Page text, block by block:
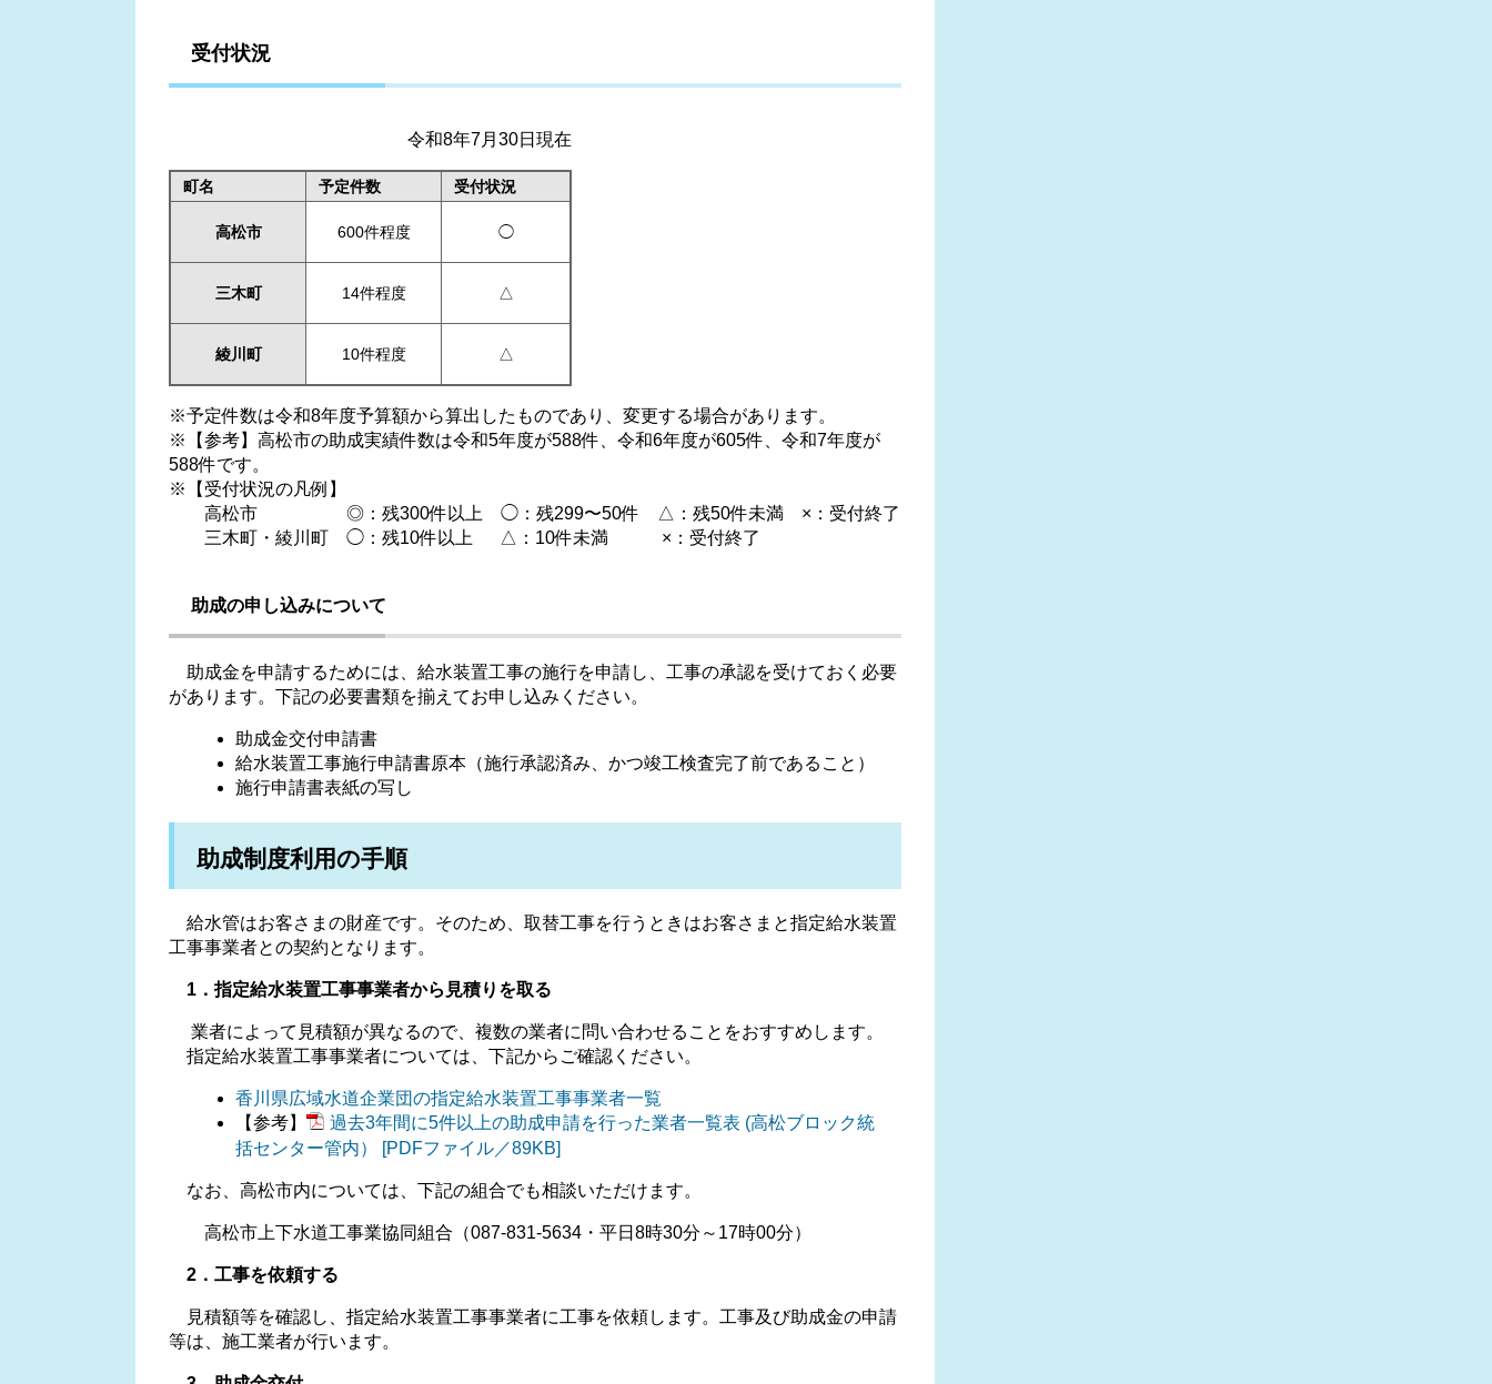
受付状況
令和8年7月30日現在
町名 予定件数 受付状況
高松市 600件程度 ◯
三木町 14件程度 △
綾川町 10件程度 △
※予定件数は令和8年度予算額から算出したものであり、変更する場合があります。
※【参考】高松市の助成実績件数は令和5年度が588件、令和6年度が605件、令和7年度が
588件です。
※【受付状況の凡例】
高松市 ◎：残300件以上 ◯：残299〜50件 △：残50件未満 ×：受付終了
三木町・綾川町 ◯：残10件以上 △：10件未満 ×：受付終了
助成の申し込みについて
助成金を申請するためには、給水装置工事の施行を申請し、工事の承認を受けておく必要
があります。下記の必要書類を揃えてお申し込みください。
助成金交付申請書
給水装置工事施行申請書原本（施行承認済み、かつ竣工検査完了前であること）
施行申請書表紙の写し
助成制度利用の手順
給水管はお客さまの財産です。そのため、取替工事を行うときはお客さまと指定給水装置
工事事業者との契約となります。
1．指定給水装置工事事業者から見積りを取る
業者によって見積額が異なるので、複数の業者に問い合わせることをおすすめします。
指定給水装置工事事業者については、下記からご確認ください。
香川県広域水道企業団の指定給水装置工事事業者一覧
【参考】
過去3年間に5件以上の助成申請を行った業者一覧表 (高松ブロック統
括センター管内） [PDFファイル／89KB]
なお、高松市内については、下記の組合でも相談いただけます。
高松市上下水道工事業協同組合（087-831-5634・平日8時30分～17時00分）
2．工事を依頼する
見積額等を確認し、指定給水装置工事事業者に工事を依頼します。工事及び助成金の申請
等は、施工業者が行います。